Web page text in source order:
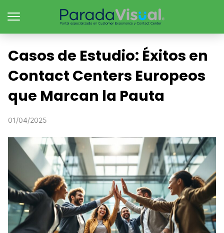
Casos de Estudio: Éxitos en
Contact Centers Europeos
que Marcan la Pauta
01/04/2025